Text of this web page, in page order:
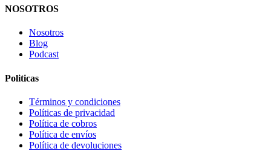
NOSOTROS
Nosotros
Blog
Podcast
Politicas
Términos y condiciones
Políticas de privacidad
Política de cobros
Política de envíos
Política de devoluciones